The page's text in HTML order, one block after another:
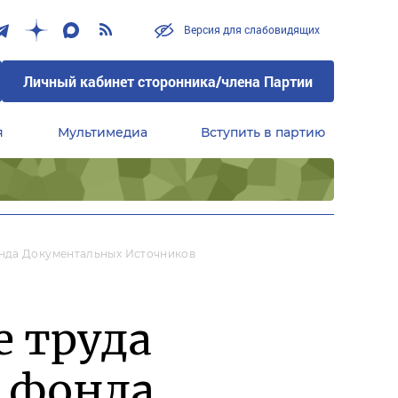
Версия для слабовидящих
Личный кабинет сторонника/члена Партии
Мультимедиа Вступить в партию
Документальных Источников
труда